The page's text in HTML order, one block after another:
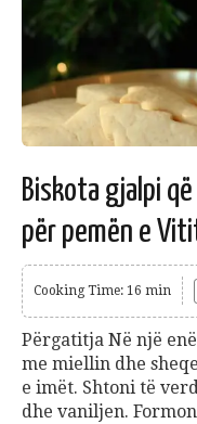
Biskota gjalpi
për pemën e
Cooking Time: 16 min
Përgatitja Në një
me miellin dhe
e imët. Shtoni të
dhe vaniljen.